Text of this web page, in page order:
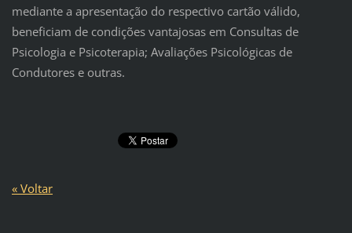
mediante a apresentação do respectivo cartão válido,
beneficiam de condições vantajosas em Consultas de
Psicologia e Psicoterapia; Avaliações Psicológicas de
Condutores e outras.
« Voltar